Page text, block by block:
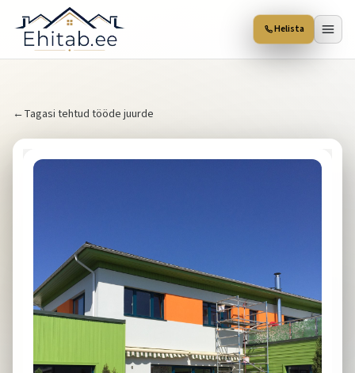
Helista
←Tagasi tehtud tööde juurde